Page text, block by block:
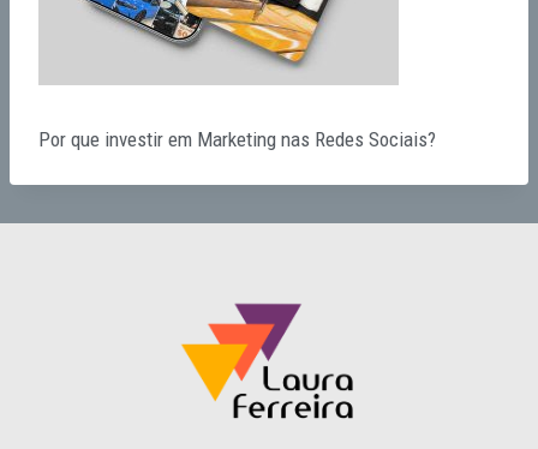
Por que investir em Marketing nas Redes Sociais?